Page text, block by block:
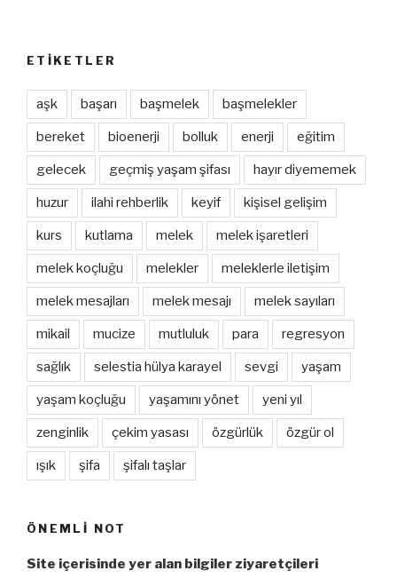
ETIKETLER
aşk başarı başmelek başmelekler
bereket bioenerji bolluk enerji eğitim
gelecek geçmiş yaşam şifası hayır diyememek
huzur ilahi rehberlik keyif kişisel gelişim
kurs kutlama melek melek işaretleri
melek koçluğu melekler meleklerle iletişim
melek mesajları melek mesajı melek sayıları
mikail mucize mutluluk para regresyon
sağlık selestia hülya karayel sevgi yaşam
yaşam koçluğu yaşamını yönet yeni yıl
zenginlik çekim yasası özgürlük özgür ol
ışık şifa şifalı taşlar
ÖNEMLI NOT
Site içerisinde yer alan bilgiler ziyaretçileri